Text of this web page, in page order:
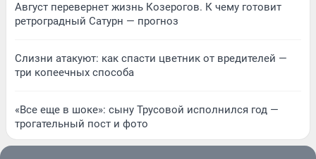
Август перевернет жизнь Козерогов. К чему готовит
ретроградный Сатурн — прогноз
Слизни атакуют: как спасти цветник от вредителей —
три копеечных способа
«Все еще в шоке»: сыну Трусовой исполнился год —
трогательный пост и фото